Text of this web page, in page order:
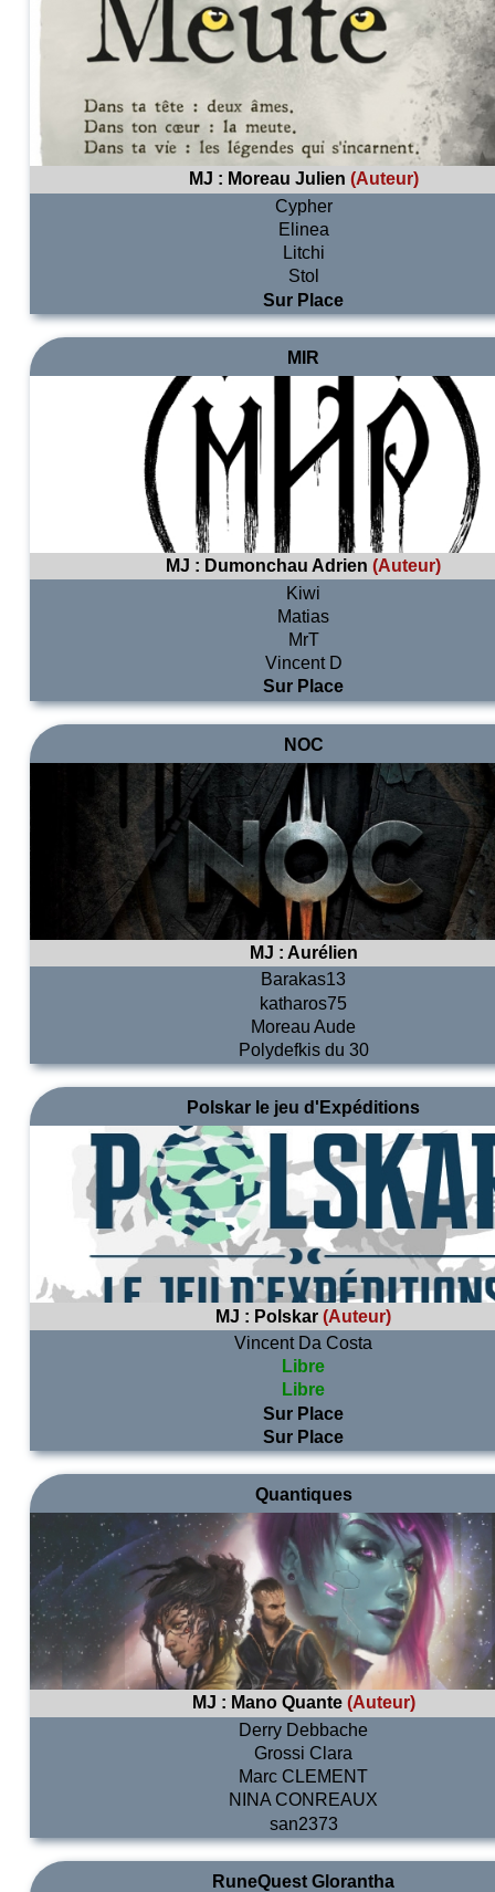
MJ : Moreau Julien (Auteur)
Cypher
Elinea
Litchi
Stol
Sur Place
MIR
MJ : Dumonchau Adrien (Auteur)
Kiwi
Matias
MrT
Vincent D
Sur Place
NOC
MJ : Aurélien
Barakas13
katharos75
Moreau Aude
Polydefkis du 30
Polskar le jeu d'Expéditions
MJ : Polskar (Auteur)
Vincent Da Costa
Libre
Libre
Sur Place
Sur Place
Quantiques
MJ : Mano Quante (Auteur)
Derry Debbache
Grossi Clara
Marc CLEMENT
NINA CONREAUX
san2373
RuneQuest Glorantha